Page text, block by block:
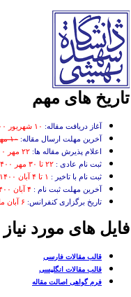
های مهم
آغاز دریافت مقاله: ۱۰ شهریور ۱۴۰۰
آخرین مهلت ارسال مقاله: ۱۰ مهر
۱۸ مهر۱۴۰۰
اعلام پذیرش مقاله ها: ۲۲ مهر ۱۴۰۰
ثبت نام عادی : ۲۲ تا ۳۰ مهر ۱۴۰۰
ثبت نام با تاخیر :
آخرین مهلت ثبت نام : ۴ آبان ۱۴۰۰
تاریخ برگزاری کنفرانس: ۶ آبان ماه ۱۴۰۰
های مورد نیاز
قالب مقالات فارسی
قالب مقالات انگلیسی
فرم گواهی اصالت مقاله